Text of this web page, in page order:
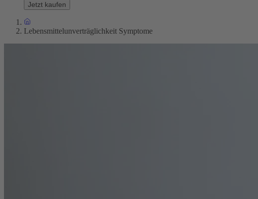
Jetzt kaufen
Lebensmittelunverträglichkeit Symptome